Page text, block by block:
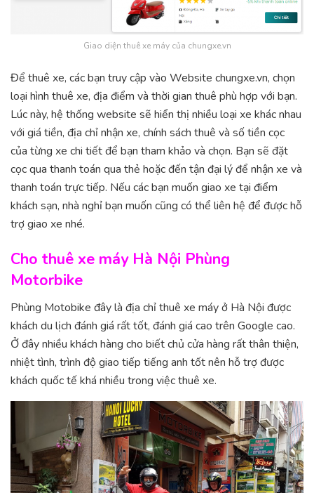
Giao diện thuê xe máy của chungxe.vn
Để thuê xe, các bạn truy cập vào Website chungxe.vn, chọn
loại hình thuê xe, địa điểm và thời gian thuê phù hợp với bạn.
Lúc này, hệ thống website sẽ hiển thị nhiều loại xe khác nhau
với giá tiền, địa chỉ nhận xe, chính sách thuê và số tiền cọc
của từng xe chi tiết để bạn tham khảo và chọn. Bạn sẽ đặt
cọc qua thanh toán qua thẻ hoặc đến tận đại lý để nhận xe và
thanh toán trực tiếp. Nếu các bạn muốn giao xe tại điểm
khách sạn, nhà nghỉ bạn muốn cũng có thể liên hệ để được hỗ
trợ giao xe nhé.
Cho thuê xe máy Hà Nội Phùng
Motorbike
Phùng Motobike đây là địa chỉ thuê xe máy ở Hà Nội được
khách du lịch đánh giá rất tốt, đánh giá cao trên Google cao.
Ở đây nhiều khách hàng cho biết chủ cửa hàng rất thân thiện,
nhiệt tình, trình độ giao tiếp tiếng anh tốt nên hỗ trợ được
khách quốc tế khá nhiều trong việc thuê xe.